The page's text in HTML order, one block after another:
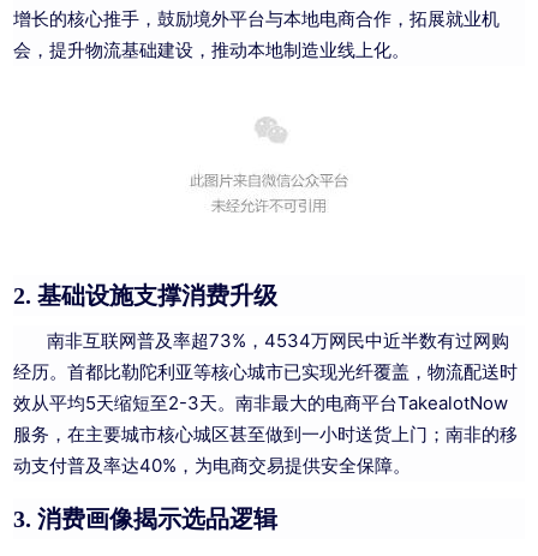
增长的核心推手，鼓励境外平台与本地电商合作，拓展就业机
会，提升物流基础建设，推动本地制造业线上化。
2.基础设施支撑消费升级
南非互联网普及率超73%，4534万网民中近半数有过网购
经历。首都比勒陀利亚等核心城市已实现光纤覆盖，物流配送时
效从平均5天缩短至2-3天。南非最大的电商平台TakealotNow
服务，在主要城市核心城区甚至做到一小时送货上门；南非的移
动支付普及率达40%，为电商交易提供安全保障。
3.消费画像揭示选品逻辑